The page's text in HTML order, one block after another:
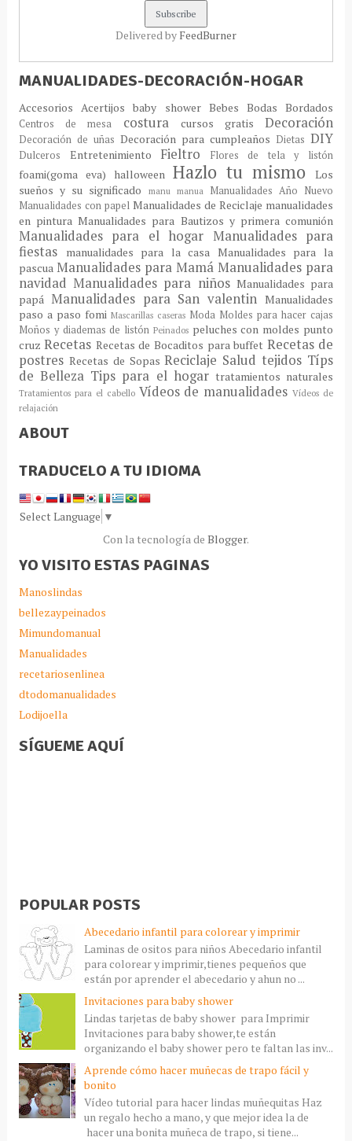
Delivered by FeedBurner
MANUALIDADES-DECORACIÓN-HOGAR
AccesoriosAcertijosbaby shower Bebes BodasBordados
Centros de mesa costura cursos gratisDecoración
Decoración de uñas Decoración para cumpleaños DietasDIY
Dulceros Entretenimiento Fieltro Flores de tela y listón
foami(goma eva) halloween Hazlo tu mismoLos
sueños y su significado
manu manua Manualidades Año Nuevo
Manualidades con papel Manualidades de Reciclaje manualidades
en pinturaManualidades para Bautizos y primera comunión
Manualidades para el hogar Manualidades para
fiestas
manualidades para la casa Manualidades para la
pascua Manualidades para MamáManualidades para
navidadManualidades para niños Manualidades para
papá Manualidades para San valentinManualidades
paso a paso fomi Mascarillas caseras Moda Moldes para hacer cajas
Moños y diademas de listón Peinados peluches con moldes punto
cruzRecetas Recetas de Bocaditos para buffet Recetas de
postres Recetas de SopasReciclaje Saludtejidos Típs
de Belleza Tips para el hogar tratamientos naturales
Tratamientos para el cabello Vídeos de manualidadesVídeos de
relajación
ABOUT
TRADUCELO A TU IDIOMA
Select Language ▼
Con la tecnología de Blogger.
YO VISITO ESTAS PAGINAS
Manoslindas
bellezaypeinados
Mimundomanual
Manualidades
recetariosenlinea
dtodomanualidades
Lodijoella
SÍGUEME AQUÍ
POPULAR POSTS
Abecedario infantil para colorear y imprimir
Laminas de ositos para niños Abecedario infantil
para colorear y imprimir,tienes pequeños que
están por aprender el abecedario y ahun no ...
Invitaciones para baby shower
Lindas tarjetas de baby shower para Imprimir
Invitaciones para baby shower,te están
organizando el baby shower pero te faltan las inv...
Aprende cómo hacer muñecas de trapo fácil y
bonito
Vídeo tutorial para hacer lindas muñequitas Haz
un regalo hecho a mano, y que mejor idea la de
hacer una bonita muñeca de trapo, si tiene...